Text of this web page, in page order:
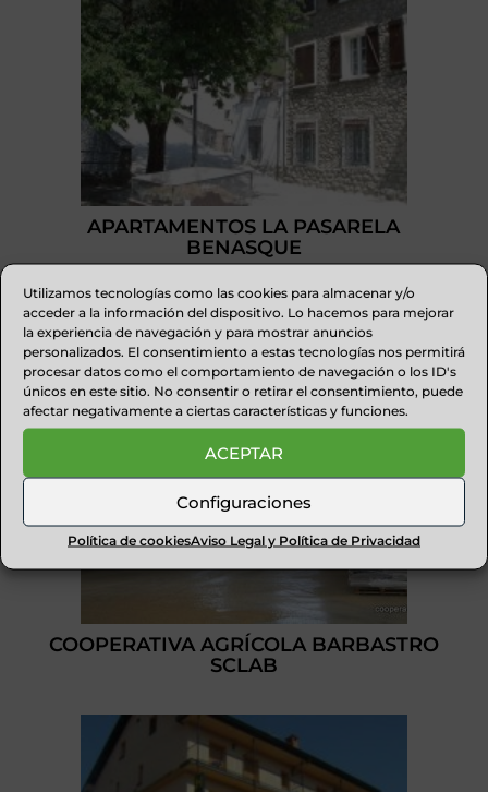
Utilizamos tecnologías como las cookies para almacenar y/o
acceder a la información del dispositivo. Lo hacemos para mejorar
la experiencia de navegación y para mostrar anuncios
personalizados. El consentimiento a estas tecnologías nos permitirá
procesar datos como el comportamiento de navegación o los ID's
únicos en este sitio. No consentir o retirar el consentimiento, puede
afectar negativamente a ciertas características y funciones.
ACEPTAR
Configuraciones
Política de cookiesAviso Legal y Política de Privacidad
APARTAMENTOS LA PASARELA
BENASQUE
COOPERATIVA AGRÍCOLA BARBASTRO
SCLAB